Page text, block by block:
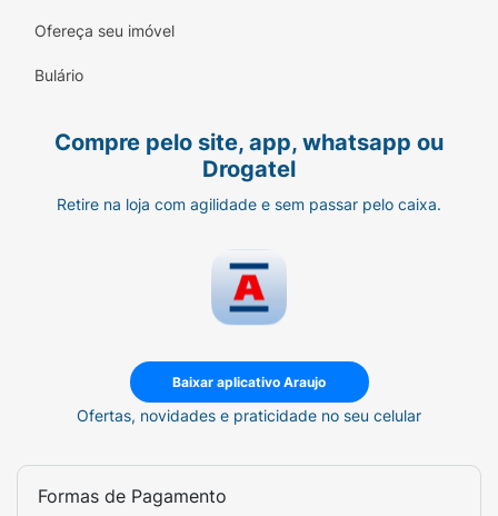
Ofereça seu imóvel
Bulário
Compre pelo site, app, whatsapp ou
Drogatel
Retire na loja com agilidade e sem passar pelo caixa.
Baixar aplicativo Araujo
Ofertas, novidades e praticidade no seu celular
Formas de Pagamento